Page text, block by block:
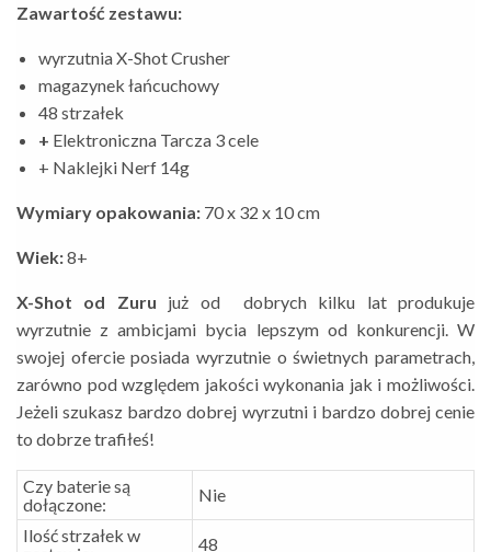
Zawartość zestawu:
wyrzutnia X-Shot Crusher
magazynek łańcuchowy
48 strzałek
+ Elektroniczna Tarcza 3 cele
+ Naklejki Nerf 14g
Wymiary opakowania: 70 x 32 x 10 cm
Wiek:8+
X-Shot od Zuru już od dobrych kilku lat produkuje
wyrzutnie z ambicjami bycia lepszym od konkurencji. W
swojej ofercie posiada wyrzutnie o świetnych parametrach,
zarówno pod względem jakości wykonania jak i możliwości.
Jeżeli szukasz bardzo dobrej wyrzutni i bardzo dobrej cenie
to dobrze trafiłeś!
Czy baterie są
dołączone:
Nie
Ilość strzałek w
48